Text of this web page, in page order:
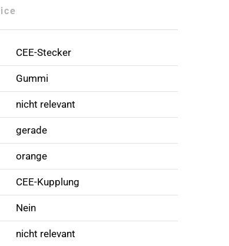
CEE-Stecker
Gummi
nicht relevant
gerade
orange
CEE-Kupplung
Nein
nicht relevant